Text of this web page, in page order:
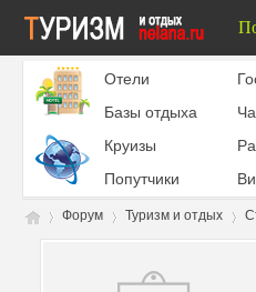
Отели
Базы отдыха
Круизы
Попутчики
Форум Туризм и отдых